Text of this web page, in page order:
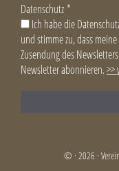
Datenschutz *
Ich habe die
und stimme zu, dass
Zusendung des
Newsletter abonnieren.>>
© · 2026 ·